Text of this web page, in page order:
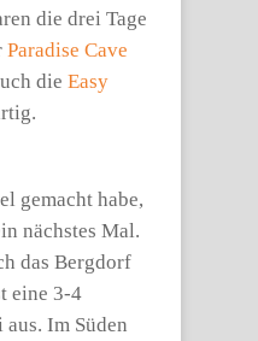
die drei Tage
Paradise Cave
die Easy
gemacht habe,
nächstes Mal.
das Bergdorf
eine 3-4
Im Süden